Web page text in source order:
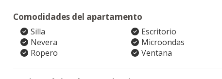
Comodidades del apartamento
Silla Escritorio
Nevera
Microondas
Ropero
Ventana